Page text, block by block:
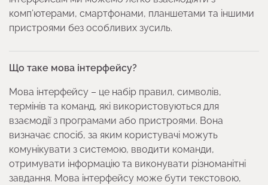
комп’ютерами, смартфонами, планшетами та іншими
пристроями без особливих зусиль.
Що таке мова інтерфейсу?
Мова інтерфейсу – це набір правил, символів,
термінів та команд, які використовуються для
взаємодії з програмами або пристроями. Вона
визначає спосіб, за яким користувачі можуть
комунікувати з системою, вводити команди,
отримувати інформацію та виконувати різноманітні
завдання. Мова інтерфейсу може бути текстовою,